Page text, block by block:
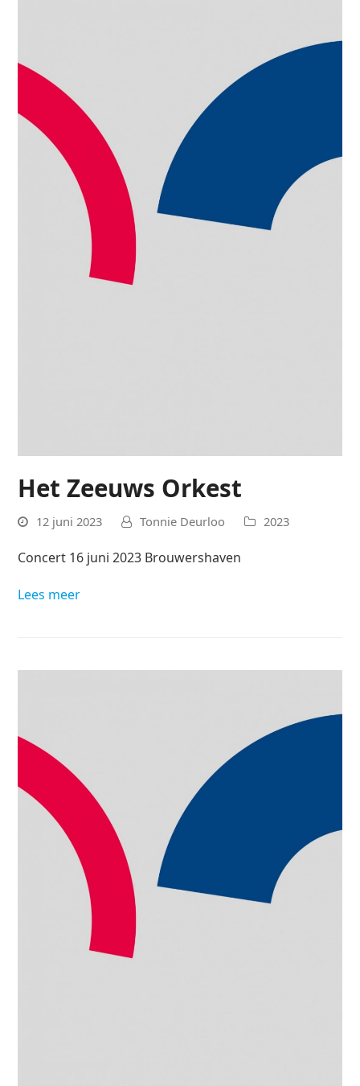
Het Zeeuws Orkest
12 juni 2023 Tonnie Deurloo 2023
Concert 16 juni 2023 Brouwershaven
Lees meer